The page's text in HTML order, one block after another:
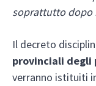
soprattutto dopo
Il decreto
provinciali degli
verranno istituiti